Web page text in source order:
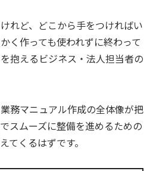
れど、どこから手をつければい
く作っても使われずに終わって
抱えるビジネス・法人担当者の
務マニュアル作成の全体像が把
スムーズに整備を進めるための
てくるはずです。